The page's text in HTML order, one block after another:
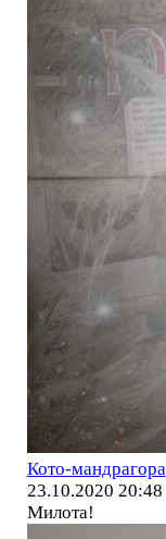
Кото-мандрагора
23.10.2020 20:48
Милота!